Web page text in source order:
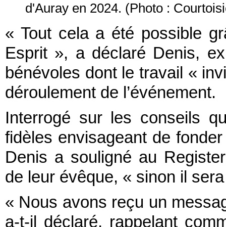
d'Auray en 2024. (Photo :
« Tout cela a été possible
Esprit », a déclaré Denis,
bénévoles dont le travail «
déroulement de l’événement.
Interrogé sur les conseils
fidèles envisageant de
Denis a souligné au
de leur évêque, « sinon il
« Nous avons reçu un
a-t-il déclaré, rappelant